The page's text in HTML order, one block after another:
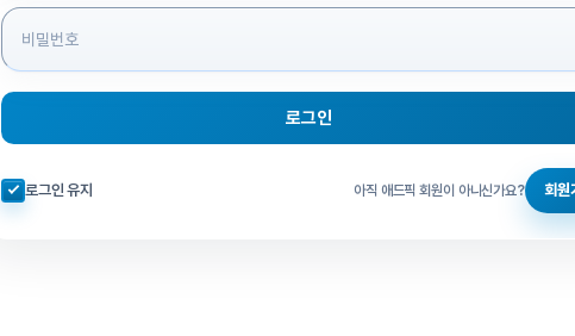
로그인
자동로그인 체크
로그인 유지 아직 애드픽 회원이 아니신가요? 회원